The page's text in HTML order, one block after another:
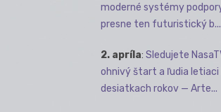
moderné systémy
presne ten futuristický b...
2. apríla: Sledujete
ohnivý štart a ľudia letiaci
desiatkach rokov — Arte...